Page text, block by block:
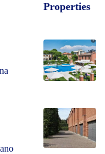
Properties